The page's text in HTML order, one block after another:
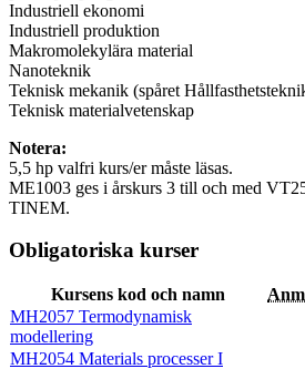
Industriell ekonomi
Industriell produktion
Makromolekylära material
Nanoteknik
Teknisk mekanik (spåret
Teknisk materialvetenskap
Notera:
5,5 hp valfri kurs/er måste läsas.
ME1003 ges i årskurs 3 till och med
TINEM.
Obligatoriska kurser
Kursens kod och namn
MH2057 Termodynamisk
modellering
MH2054 Materials processer I